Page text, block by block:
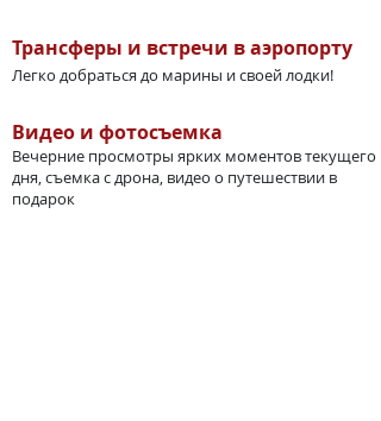
Трансферы и встречи в аэропорту
Легко добраться до марины и своей лодки!
Видео и фотосъемка
Вечерние просмотры ярких моментов текущего
дня, съемка с дрона, видео о путешествии в
подарок